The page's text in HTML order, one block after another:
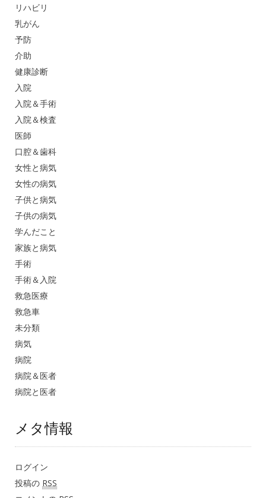
リハビリ
乳がん
予防
介助
健康診断
入院
入院＆手術
入院＆検査
医師
口腔＆歯科
女性と病気
女性の病気
子供と病気
子供の病気
学んだこと
家族と病気
手術
手術＆入院
救急医療
救急車
未分類
病気
病院
病院＆医者
病院と医者
メタ情報
ログイン
投稿の RSS